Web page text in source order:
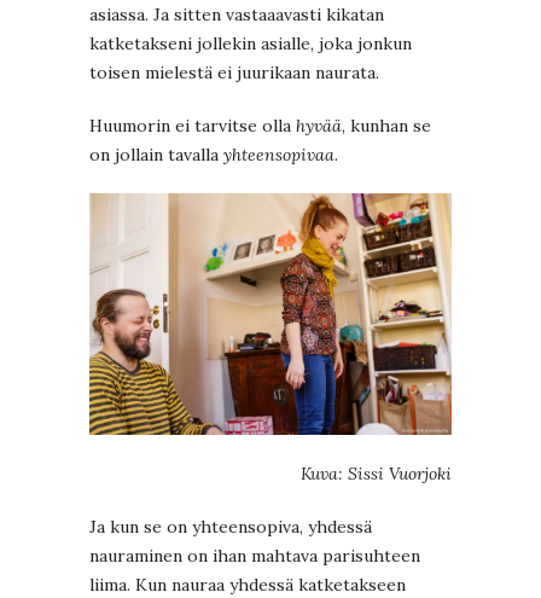
asiassa. Ja sitten vastaaavasti kikatan
katketakseni jollekin asialle, joka jonkun
toisen mielestä ei juurikaan naurata.
Huumorin ei tarvitse olla hyvää, kunhan se
on jollain tavalla yhteensopivaa.
Kuva: Sissi Vuorjoki
Ja kun se on yhteensopiva, yhdessä
nauraminen on ihan mahtava parisuhteen
liima. Kun nauraa yhdessä katketakseen